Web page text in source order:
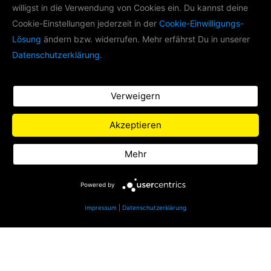
LIFE RADIO AKADEMIE
Im Rahmen der Life Radio Akademie
produzieren wir mit
verschiedenen Themen.
Impressum
willigst in die Verwendung von Cookies ein. Du kannst deine
Cookie-Einstellungen jederzeit in der Cookie-Einwilligungs-
Lösung ändern bzw. widerrufen. Mehr erfährst Du in unserer
Datenschutzerklärung.
Verweigern
Akzeptieren
Mehr
Powered by
Impressum Datenschutzerklärung